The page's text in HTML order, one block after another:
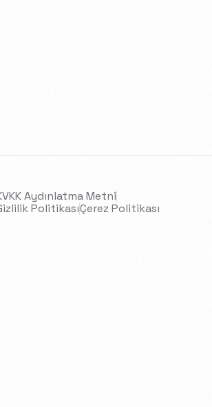
Aydınlatma Metni
PolitikasıÇerez Politikası